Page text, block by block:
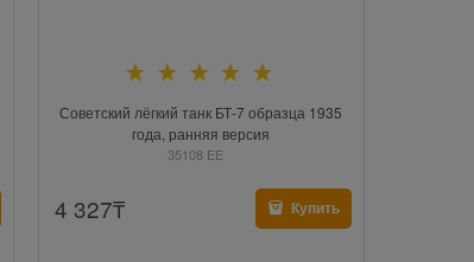
Советский лёгкий танк БТ-7 образца 1935
года, ранняя версия
35108 EE
4 327₸ Купить